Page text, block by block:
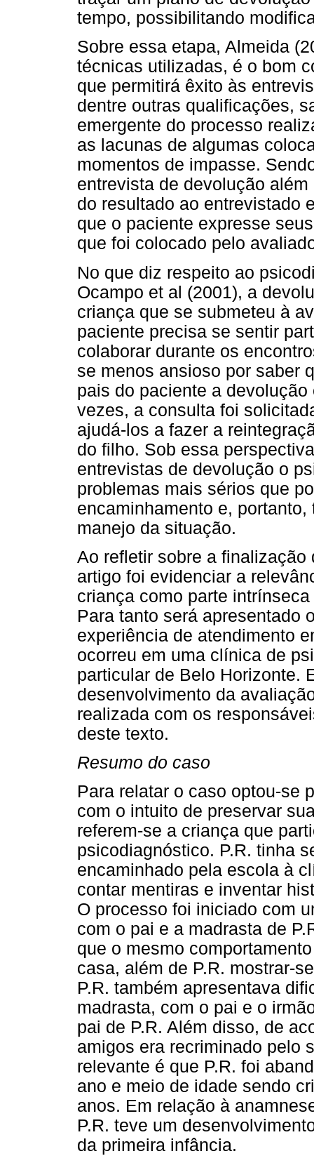
tempo, possibilitando
Sobre essa etapa, Almeida
técnicas utilizadas, é o bom
que permitirá êxito às
dentre outras qualificações,
emergente do processo
as lacunas de algumas
momentos de impasse.
entrevista de devolução
do resultado ao entrevistado
que o paciente expresse
que foi colocado pelo
No que diz respeito ao
Ocampo et al (2001), a
criança que se submeteu à
paciente precisa se sentir
colaborar durante os
se menos ansioso por saber
pais do paciente a
vezes, a consulta foi
ajudá-los a fazer a
do filho. Sob essa
entrevistas de devolução o
problemas mais sérios que
encaminhamento e,
manejo da situação.
Ao refletir sobre a
artigo foi evidenciar a
criança como parte
Para tanto será apresentado
experiência de atendimento
ocorreu em uma clínica de
particular de Belo Horizonte.
desenvolvimento da
realizada com os
deste texto.
Resumo do caso
Para relatar o caso optou-se
com o intuito de preservar
referem-se a criança que
psicodiagnóstico. P.R. tinha
encaminhado pela escola à
contar mentiras e inventar
O processo foi iniciado com
com o pai e a madrasta de
que o mesmo
casa, além de P.R. mostrar-
P.R. também apresentava
madrasta, com o pai e o
pai de P.R. Além disso, de
amigos era recriminado pelo
relevante é que P.R. foi
ano e meio de idade sendo
anos. Em relação à
P.R. teve um
da primeira infância.